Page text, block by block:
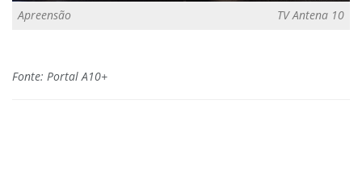
Apreensão TV Antena 10
Fonte: Portal A10+